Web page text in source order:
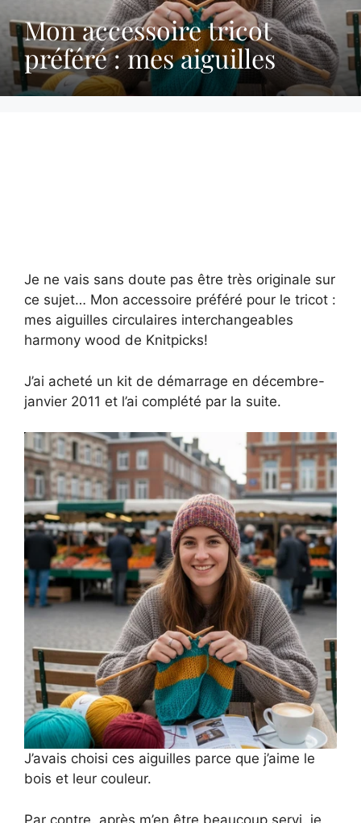
Mon accessoire tricot
préféré : mes aiguilles
Je ne vais sans doute pas être très originale sur
ce sujet… Mon accessoire préféré pour le tricot :
mes aiguilles circulaires interchangeables
harmony wood de Knitpicks!
J’ai acheté un kit de démarrage en décembre-
janvier 2011 et l’ai complété par la suite.
J’avais choisi ces aiguilles parce que j’aime le
bois et leur couleur.
Par contre, après m’en être beaucoup servi, je